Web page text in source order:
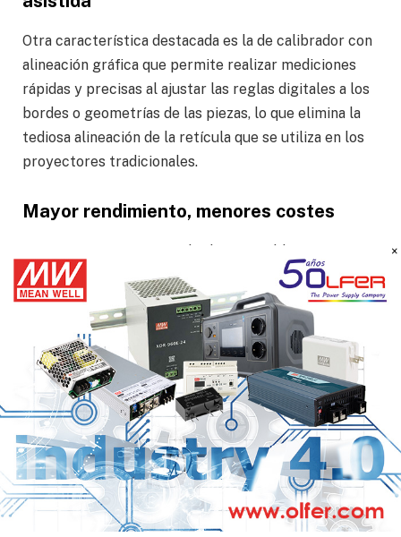
Otra característica destacada es la de calibrador con
alineación gráfica que permite realizar mediciones
rápidas y precisas al ajustar las reglas digitales a los
bordes o geometrías de las piezas, lo que elimina la
tediosa alineación de la retícula que se utiliza en los
proyectores tradicionales.
Mayor rendimiento, menores costes
QM-Fit proporciona resultados repetibles
minimizando la influencia del operador; al reducir la
variabilidad se reduce el reproceso con la
consiguiente mejora de la productividad y ahorro de
costes. La detección automática y el zoom digital
acortan los tiempos de ciclo, lo que ayuda a eliminar
los cuellos de botella en los procesos de control de
calidad y de inspección de primeras piezas.
Diseño compacto que ahorra espacio,
óptica potente e imágenes de alta
resolución
×